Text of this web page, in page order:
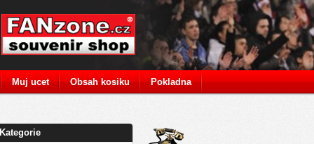
Kategorie
Muj ucet Obsah kosiku Pokladna